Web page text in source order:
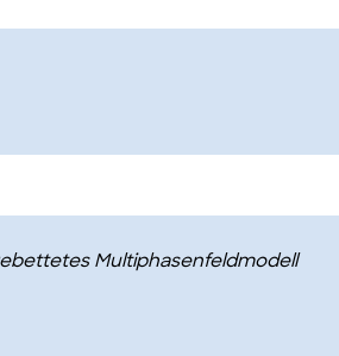
Multiphasenfeldmodell